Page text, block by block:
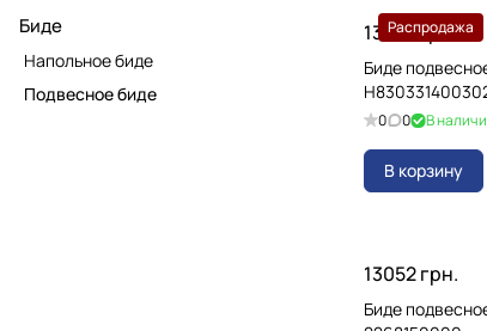
Распродажа
13228 грн.
Биде
0 0 В
В корзину
13052 грн.
Биде
Биде
Напольное биде
Подвесное биде